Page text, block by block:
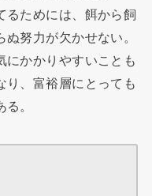
るためには、餌から飼
努力が欠かせない。
にかかりやすいことも
り、富裕層にとっても
。